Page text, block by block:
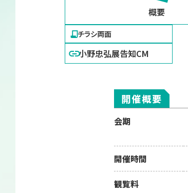
概要
チラシ両面
小野忠弘展告知CM
開催概要
会期
開催時間
観覧料